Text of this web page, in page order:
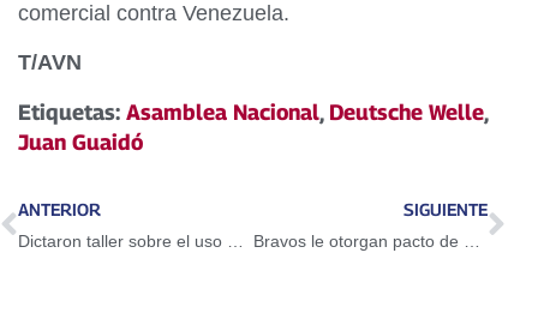
comercial contra Venezuela.
T/AVN
Etiquetas: Asamblea Nacional, Deutsche Welle,
Juan Guaidó
ANTERIOR SIGUIENTE